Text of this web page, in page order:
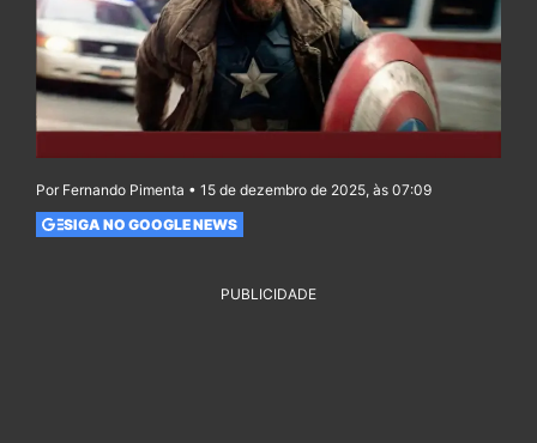
Por Fernando Pimenta • 15 de dezembro de 2025, às 07:09
SIGA NO GOOGLE NEWS
PUBLICIDADE